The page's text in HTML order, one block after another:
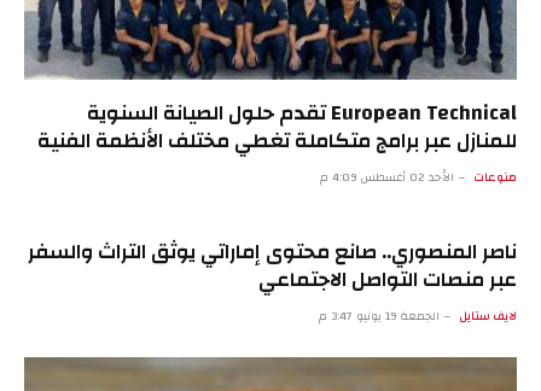
European Technical تقدم حلول الصيانة السنوية
للمنازل عبر برامج متكاملة تغطي مختلف الأنظمة الفنية
منوعات الأحد 02 أغسطس 4:09 م
ناصر المنصوري.. صانع محتوى إماراتي يوثق التراث والسفر
عبر منصات التواصل الاجتماعي
لايف ستايل الجمعة 19 يونيو 3:47 م